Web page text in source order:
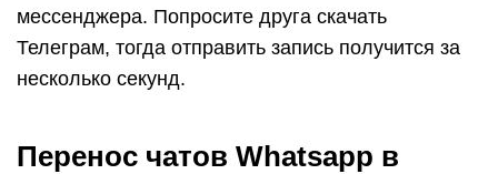
мессенджера. Попросите друга скачать
Телеграм, тогда отправить запись получится за
несколько секунд.
Перенос чатов Whatsapp в